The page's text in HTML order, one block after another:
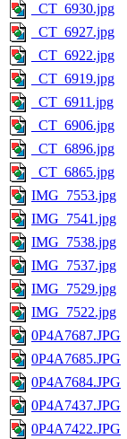
_CT_6930.jpg
_CT_6927.jpg
_CT_6922.jpg
_CT_6919.jpg
_CT_6911.jpg
_CT_6906.jpg
_CT_6896.jpg
_CT_6865.jpg
IMG_7553.jpg
IMG_7541.jpg
IMG_7538.jpg
IMG_7537.jpg
IMG_7529.jpg
IMG_7522.jpg
0P4A7687.JPG
0P4A7685.JPG
0P4A7684.JPG
0P4A7437.JPG
0P4A7422.JPG